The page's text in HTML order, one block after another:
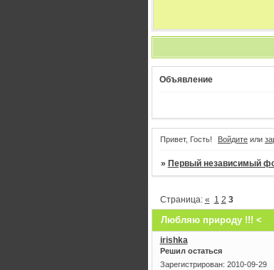
Объявление
Привет, Гость! Войдите или
» Первый независимый
Любляю природу !!! <
Страница: « 1 2 3
irishka
Решил остаться
Зарегистрирован: 2010-09-29